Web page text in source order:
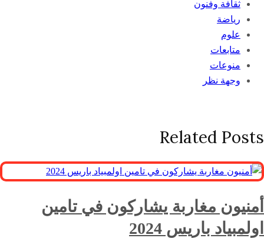
ثقافة وفنون
رياضة
علوم
متابعات
منوعات
وجهة نظر
Related Posts
أمنيون مغاربة يشاركون في تامين
اولمبياد باريس 2024